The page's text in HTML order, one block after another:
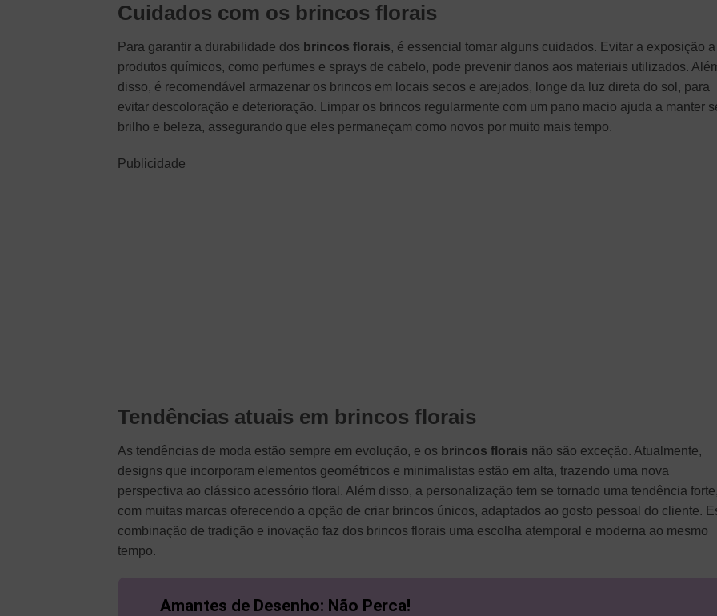
Cuidados com os brincos florais
Para garantir a durabilidade dos brincos florais, é essencial tomar alguns cuidados. Evitar a exposição a
produtos químicos, como perfumes e sprays de cabelo, pode prevenir danos aos materiais utilizados.
disso, é recomendável armazenar os brincos em locais secos e arejados, longe da luz direta do sol, para
evitar descoloração e deterioração. Limpar os brincos regularmente com um pano macio ajuda a manter
brilho e beleza, assegurando que eles permaneçam como novos por muito mais tempo.
Publicidade
Tendências atuais em brincos florais
As tendências de moda estão sempre em evolução, e os brincos florais não são exceção. Atualmente,
designs que incorporam elementos geométricos e minimalistas estão em alta, trazendo uma nova
perspectiva ao clássico acessório floral. Além disso, a personalização tem se tornado uma tendência
com muitas marcas oferecendo a opção de criar brincos únicos, adaptados ao gosto pessoal do cliente.
combinação de tradição e inovação faz dos brincos florais uma escolha atemporal e moderna ao mesmo
tempo.
Amantes de Desenho: Não Perca!